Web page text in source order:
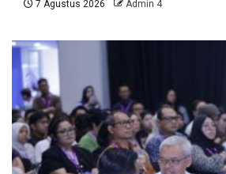
7 Agustus 2026 Admin 4